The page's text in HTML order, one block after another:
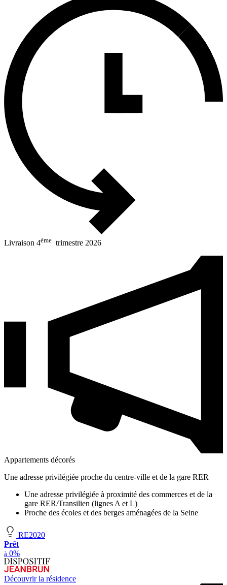
Livraison 4ème trimestre 2026
Appartements décorés
Une adresse privilégiée proche du centre-ville et de la gare RER
Une adresse privilégiée à proximité des commerces et de la
gare RER/Transilien (lignes A et L)
Proche des écoles et des berges aménagées de la Seine
RE2020
Prêt
à 0%
Découvrir la résidence